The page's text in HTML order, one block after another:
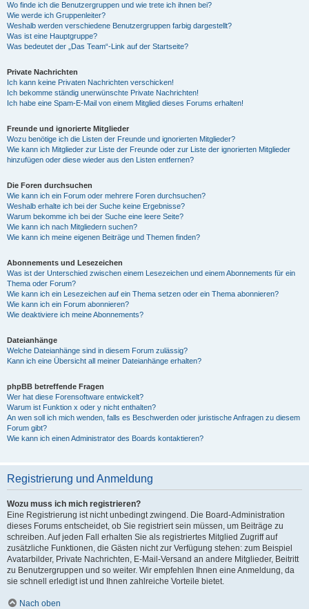
Wo finde ich die Benutzergruppen und wie trete ich ihnen bei?
Wie werde ich Gruppenleiter?
Weshalb werden verschiedene Benutzergruppen farbig dargestellt?
Was ist eine Hauptgruppe?
Was bedeutet der „Das Team“-Link auf der Startseite?
Private Nachrichten
Ich kann keine Privaten Nachrichten verschicken!
Ich bekomme ständig unerwünschte Private Nachrichten!
Ich habe eine Spam-E-Mail von einem Mitglied dieses Forums erhalten!
Freunde und ignorierte Mitglieder
Wozu benötige ich die Listen der Freunde und ignorierten Mitglieder?
Wie kann ich Mitglieder zur Liste der Freunde oder zur Liste der ignorierten Mitglieder
hinzufügen oder diese wieder aus den Listen entfernen?
Die Foren durchsuchen
Wie kann ich ein Forum oder mehrere Foren durchsuchen?
Weshalb erhalte ich bei der Suche keine Ergebnisse?
Warum bekomme ich bei der Suche eine leere Seite?
Wie kann ich nach Mitgliedern suchen?
Wie kann ich meine eigenen Beiträge und Themen finden?
Abonnements und Lesezeichen
Was ist der Unterschied zwischen einem Lesezeichen und einem Abonnements für ein
Thema oder Forum?
Wie kann ich ein Lesezeichen auf ein Thema setzen oder ein Thema abonnieren?
Wie kann ich ein Forum abonnieren?
Wie deaktiviere ich meine Abonnements?
Dateianhänge
Welche Dateianhänge sind in diesem Forum zulässig?
Kann ich eine Übersicht all meiner Dateianhänge erhalten?
phpBB betreffende Fragen
Wer hat diese Forensoftware entwickelt?
Warum ist Funktion x oder y nicht enthalten?
An wen soll ich mich wenden, falls es Beschwerden oder juristische Anfragen zu diesem
Forum gibt?
Wie kann ich einen Administrator des Boards kontaktieren?
Registrierung und Anmeldung
Wozu muss ich mich registrieren?
Eine Registrierung ist nicht unbedingt zwingend. Die Board-Administration
dieses Forums entscheidet, ob Sie registriert sein müssen, um Beiträge zu
schreiben. Auf jeden Fall erhalten Sie als registriertes Mitglied Zugriff auf
zusätzliche Funktionen, die Gästen nicht zur Verfügung stehen: zum Beispiel
Avatarbilder, Private Nachrichten, E-Mail-Versand an andere Mitglieder, Beitritt
zu Benutzergruppen und so weiter. Wir empfehlen Ihnen eine Anmeldung, da
sie schnell erledigt ist und Ihnen zahlreiche Vorteile bietet.
Nach oben